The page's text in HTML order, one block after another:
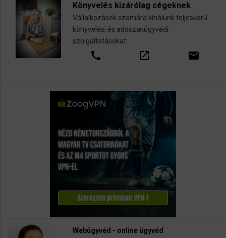
Könyvelés kizárólag cégeknek
Vállalkozások számára kínálunk teljeskörű
könyvelési és adószakügyvédi
szolgáltatásokat
call open_in_new email
Webügyvéd - online ügyvéd